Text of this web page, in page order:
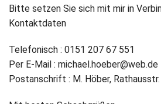
Bitte setzen Sie sich mit mir in
Kontaktdaten
Telefonisch : 0151 207 67 551
Per E-Mail : michael.hoeber@web.de
Postanschrift : M. Höber,